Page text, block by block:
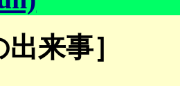
出来事］